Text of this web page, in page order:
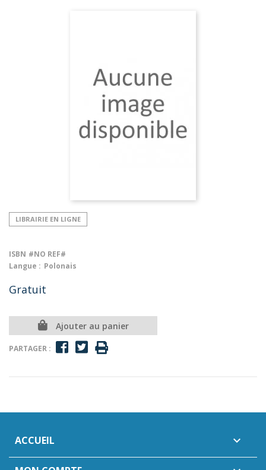
LIBRAIRIE EN LIGNE
ISBN #NO REF#
Langue : Polonais
Gratuit
Ajouter au panier
PARTAGER :
ACCUEIL 